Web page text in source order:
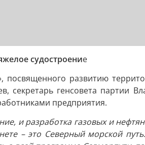
судостроение
посвященного развитию
генсовета партии
предприятия.
и разработка газовых и
– это Северный морской